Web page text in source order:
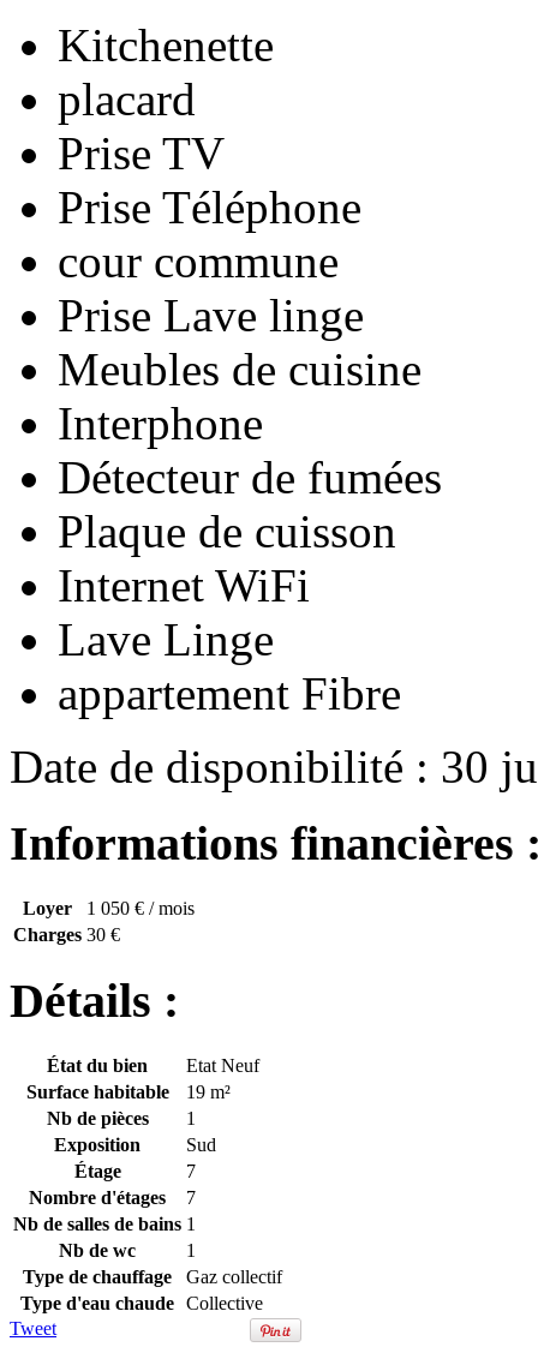
Kitchenette
placard
Prise TV
Prise Téléphone
cour commune
Prise Lave linge
Meubles de cuisine
Interphone
Détecteur de fumées
Plaque de cuisson
Internet WiFi
Lave Linge
appartement Fibre
Date de disponibilité : 30
Informations financières
Loyer 1 050 € / mois
Charges 30 €
Détails :
État du bien
Etat Neuf
Surface habitable
19 m²
Nb de pièces
1
Exposition
Sud
Étage
7
Nombre d'étages
7
Nb de salles de bains 1
Nb de wc
1
Type de chauffage
Gaz collectif
Type d'eau chaude Collective
Tweet